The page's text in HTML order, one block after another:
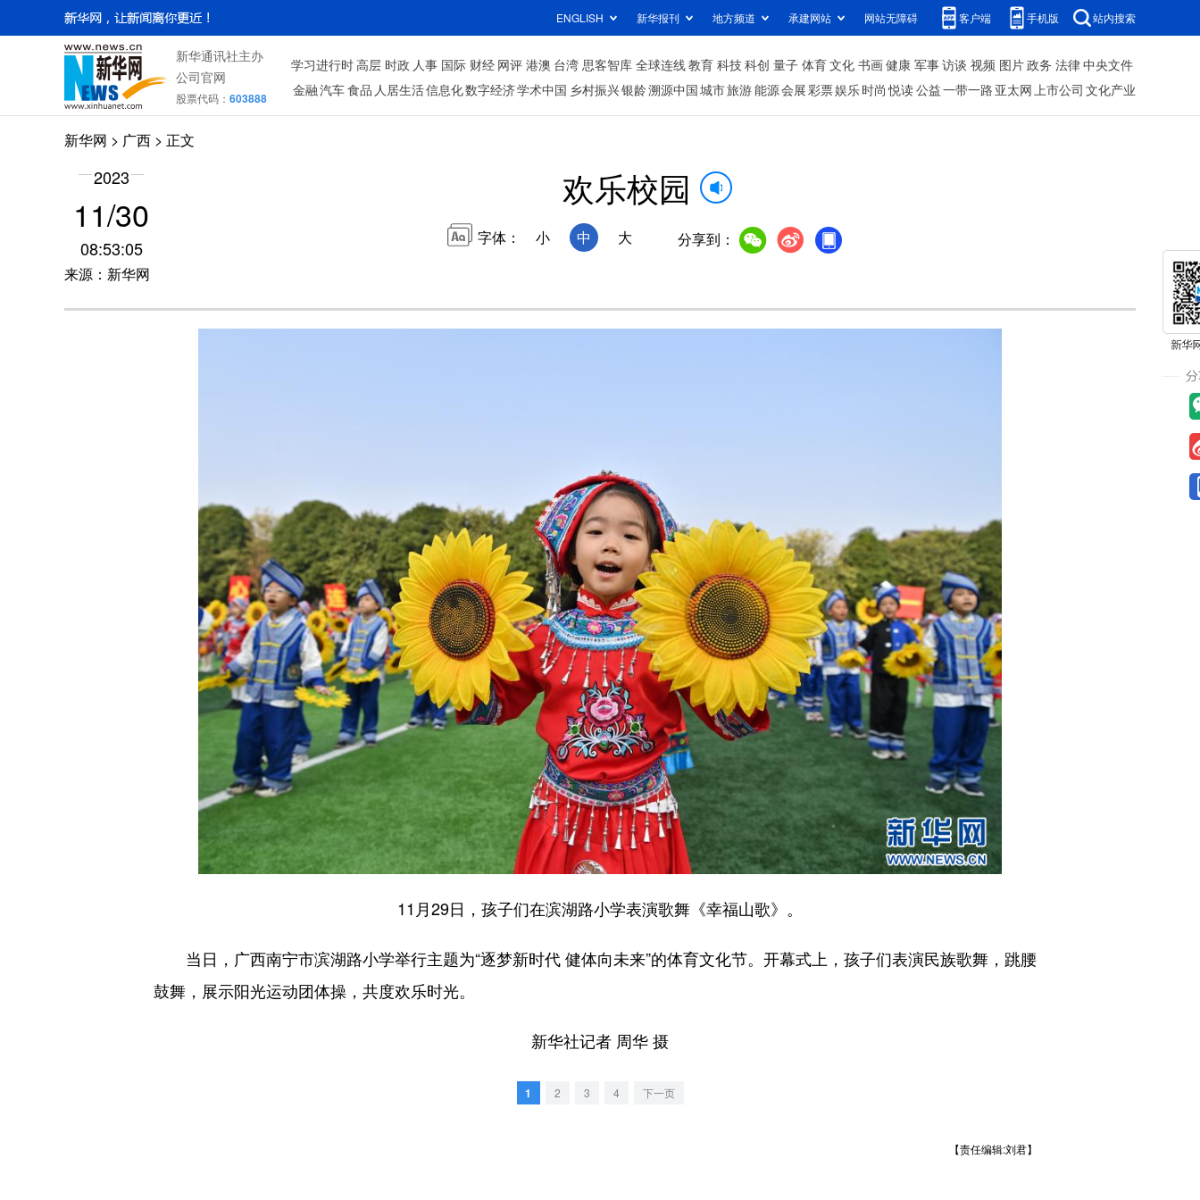
ENGLISH 新华报刊 地方频道 承建网站 网站无障碍 客户端 手机版 站内搜索
新华通讯社主办
公司官网
股票代码： 603888
学习进行时高层 时政 人事 国际 财经 网评 港澳 台湾 思客智库 全球连线教育 科技科创 量子 体育文化 书画健康 军事访谈 视频 图片政务 法律中央文件
金融汽车食品 人居生活信息化数字经济学术中国 乡村振兴银龄溯源中国城市旅游能源会展彩票娱乐时尚 悦读公益一带一路 亚太网上市公司 文化产业
新华网 > 广西 > 正文
2023
11/30
08:53:05
来源：新华网
欢乐校园
字体： 小 中 大 分享到：
11月29日，孩子们在滨湖路小学表演歌舞《幸福山歌》。
当日，广西南宁市滨湖路小学举行主题为“逐梦新时代 健体向未来”的体育文化节。开幕式上，孩子们表演民族歌舞，跳腰
鼓舞，展示阳光运动团体操，共度欢乐时光。
新华社记者 周华 摄
1 2 3 4 下一页
【责任编辑:刘君】